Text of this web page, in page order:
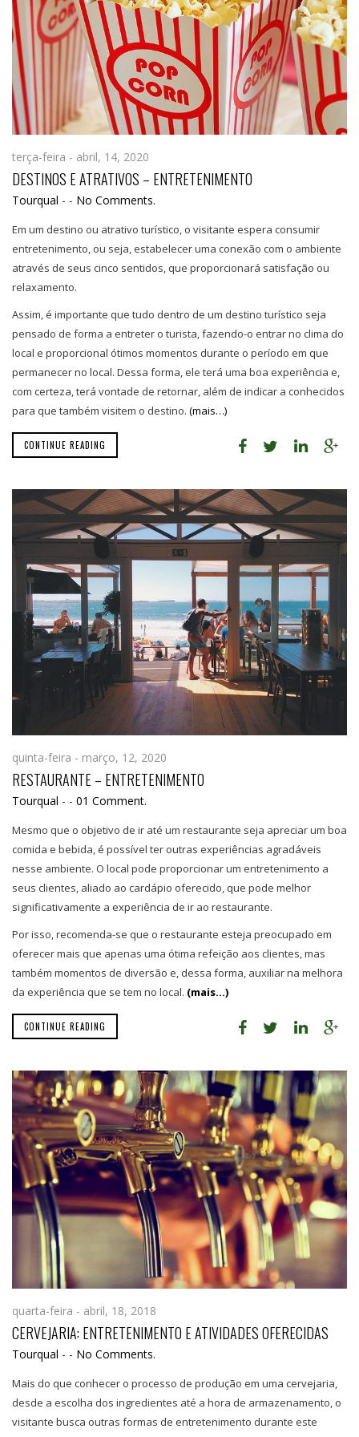
terça-feira - abril, 14, 2020
DESTINOS E ATRATIVOS – ENTRETENIMENTO
Tourqual - - No Comments.
Em um destino ou atrativo turístico, o visitante espera consumir
entretenimento, ou seja, estabelecer uma conexão com o ambiente
através de seus cinco sentidos, que proporcionará satisfação ou
relaxamento.
Assim, é importante que tudo dentro de um destino turístico seja
pensado de forma a entreter o turista, fazendo-o entrar no clima do
local e proporcional ótimos momentos durante o período em que
permanecer no local. Dessa forma, ele terá uma boa experiência e,
com certeza, terá vontade de retornar, além de indicar a conhecidos
para que também visitem o destino. (mais…)
CONTINUE READING
quinta-feira - março, 12, 2020
RESTAURANTE – ENTRETENIMENTO
Tourqual - - 01 Comment.
Mesmo que o objetivo de ir até um restaurante seja apreciar um boa
comida e bebida, é possível ter outras experiências agradáveis
nesse ambiente. O local pode proporcionar um entretenimento a
seus clientes, aliado ao cardápio oferecido, que pode melhor
significativamente a experiência de ir ao restaurante.
Por isso, recomenda-se que o restaurante esteja preocupado em
oferecer mais que apenas uma ótima refeição aos clientes, mas
também momentos de diversão e, dessa forma, auxiliar na melhora
da experiência que se tem no local. (mais…)
CONTINUE READING
quarta-feira - abril, 18, 2018
CERVEJARIA: ENTRETENIMENTO E ATIVIDADES OFERECIDAS
Tourqual - - No Comments.
Mais do que conhecer o processo de produção em uma cervejaria,
desde a escolha dos ingredientes até a hora de armazenamento, o
visitante busca outras formas de entretenimento durante este